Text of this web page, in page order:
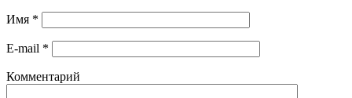
Имя *
E-mail *
Комментарий